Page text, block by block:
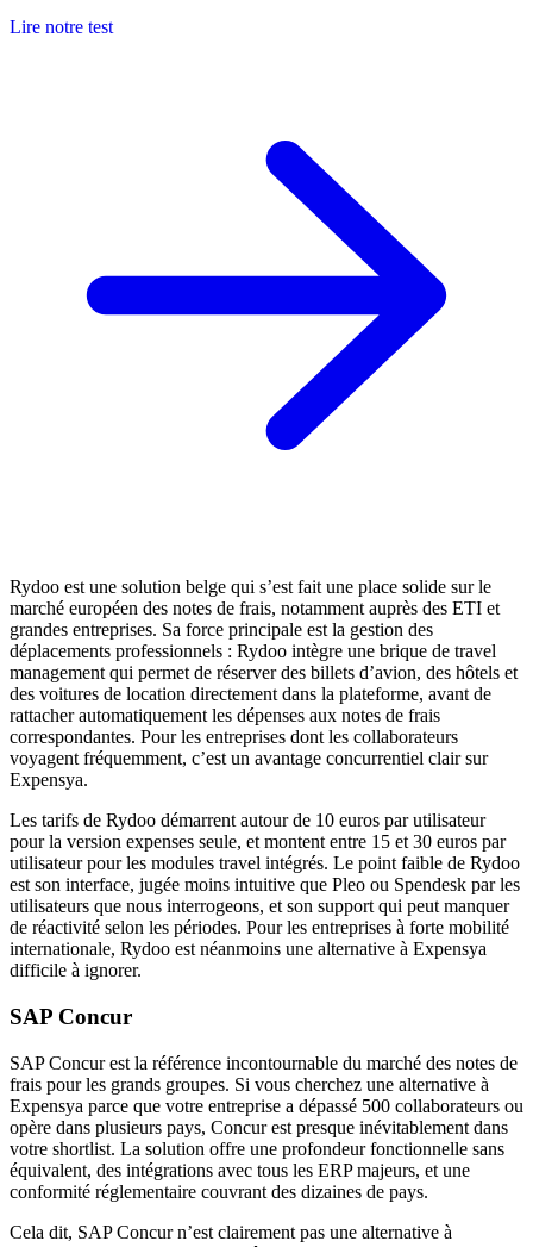
Lire notre test
Rydoo est une solution belge qui s’est fait une place solide sur le
marché européen des notes de frais, notamment auprès des ETI et
grandes entreprises. Sa force principale est la gestion des
déplacements professionnels : Rydoo intègre une brique de travel
management qui permet de réserver des billets d’avion, des hôtels et
des voitures de location directement dans la plateforme, avant de
rattacher automatiquement les dépenses aux notes de frais
correspondantes. Pour les entreprises dont les collaborateurs
voyagent fréquemment, c’est un avantage concurrentiel clair sur
Expensya.
Les tarifs de Rydoo démarrent autour de 10 euros par utilisateur
pour la version expenses seule, et montent entre 15 et 30 euros par
utilisateur pour les modules travel intégrés. Le point faible de Rydoo
est son interface, jugée moins intuitive que Pleo ou Spendesk par les
utilisateurs que nous interrogeons, et son support qui peut manquer
de réactivité selon les périodes. Pour les entreprises à forte mobilité
internationale, Rydoo est néanmoins une alternative à Expensya
difficile à ignorer.
SAP Concur
SAP Concur est la référence incontournable du marché des notes de
frais pour les grands groupes. Si vous cherchez une alternative à
Expensya parce que votre entreprise a dépassé 500 collaborateurs ou
opère dans plusieurs pays, Concur est presque inévitablement dans
votre shortlist. La solution offre une profondeur fonctionnelle sans
équivalent, des intégrations avec tous les ERP majeurs, et une
conformité réglementaire couvrant des dizaines de pays.
Cela dit, SAP Concur n’est clairement pas une alternative à